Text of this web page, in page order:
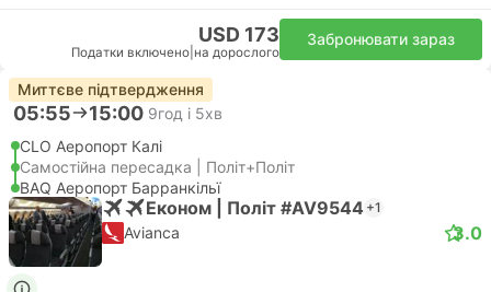
USD 173
Податки включено на дорослого
Забронювати зараз
Миттєве підтвердження
05:55 15:00 9год і 5хв
CLO Аеропорт Калі
Самостійна пересадка | Політ+Політ
BAQ Аеропорт Барранкільї
Економ | Політ #AV9544 +1
Avianca 3.0